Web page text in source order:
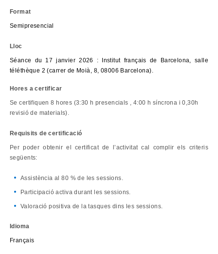
Format
Semipresencial
Lloc
Séance du 17 janvier 2026 : Institut français de Barcelona, salle
téléthèque 2 (carrer de Moià, 8, 08006 Barcelona).
Hores a certificar
Se certifiquen 8 hores (3:30 h presencials , 4:00 h síncrona i 0,30h
revisió de materials).
Requisits de certificació
Per poder obtenir el certificat de l’activitat cal complir els criteris
següents:
Assistència al 80 % de les sessions.
Participació activa durant les sessions.
Valoració positiva de la tasques dins les sessions.
Idioma
Français